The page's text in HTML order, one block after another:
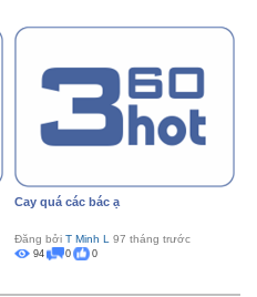
Cay quá các bác ạ
Đăng bởi T Minh L 97 tháng trước
94 0 0